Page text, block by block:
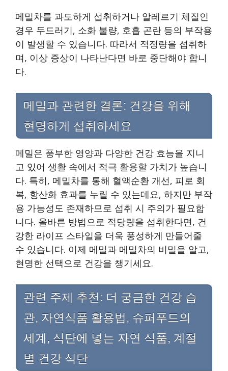
메밀차를 과도하게 섭취하거나 알레르기 체질인
경우 두드러기, 소화 불량, 호흡 곤란 등의 부작용
이 발생할 수 있습니다. 따라서 적정량을 섭취하
며, 이상 증상이 나타난다면 바로 중단해야 합니
다.
메밀과 관련한 결론: 건강을 위해
현명하게 섭취하세요
메밀은 풍부한 영양과 다양한 건강 효능을 지니
고 있어 생활 속에서 적극 활용할 가치가 높습니
다. 특히, 메밀차를 통해 혈액순환 개선, 피로 회
복, 항산화 효과를 누릴 수 있는데요, 하지만 부작
용 가능성도 존재하므로 섭취 시 주의가 필요합
니다. 올바른 방법으로 적당량을 섭취한다면, 건
강한 라이프 스타일을 더욱 풍성하게 만들어줄
수 있습니다. 이제 메밀과 메밀차의 비밀을 알고,
현명한 선택으로 건강을 챙기세요.
관련 주제 추천: 더 궁금한 건강 습
관, 자연식품 활용법, 슈퍼푸드의
세계, 식단에 넣는 자연 식품, 계절
별 건강 식단